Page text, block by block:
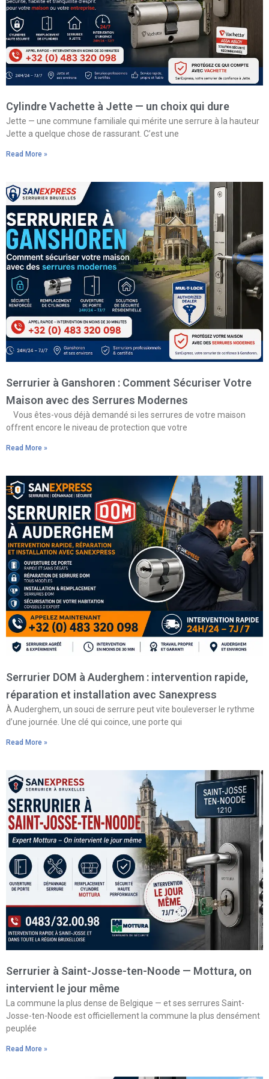
Cylindre Vachette à Jette — un choix qui dure
Jette — une commune familiale qui mérite une serrure à la hauteur
Jette a quelque chose de rassurant. C’est une
Read More »
Serrurier à Ganshoren : Comment Sécuriser Votre
Maison avec des Serrures Modernes
Vous êtes-vous déjà demandé si les serrures de votre maison
offrent encore le niveau de protection que votre
Read More »
Serrurier DOM à Auderghem : intervention rapide,
réparation et installation avec Sanexpress
À Auderghem, un souci de serrure peut vite bouleverser le rythme
d’une journée. Une clé qui coince, une porte qui
Read More »
Serrurier à Saint-Josse-ten-Noode — Mottura, on
intervient le jour même
La commune la plus dense de Belgique — et ses serrures Saint-
Josse-ten-Noode est officiellement la commune la plus densément
peuplée
Read More »